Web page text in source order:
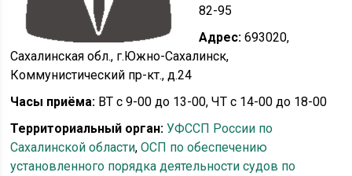
82-95
Адрес: 693020,
Сахалинская обл., г.Южно-Сахалинск,
Коммунистический пр-кт., д.24
Часы приёма: ВТ с 9-00 до 13-00, ЧТ с 14-00 до 18-00
Территориальный орган: УФССП России по
Сахалинской области,ОСП по обеспечению
установленного порядка деятельности судов по